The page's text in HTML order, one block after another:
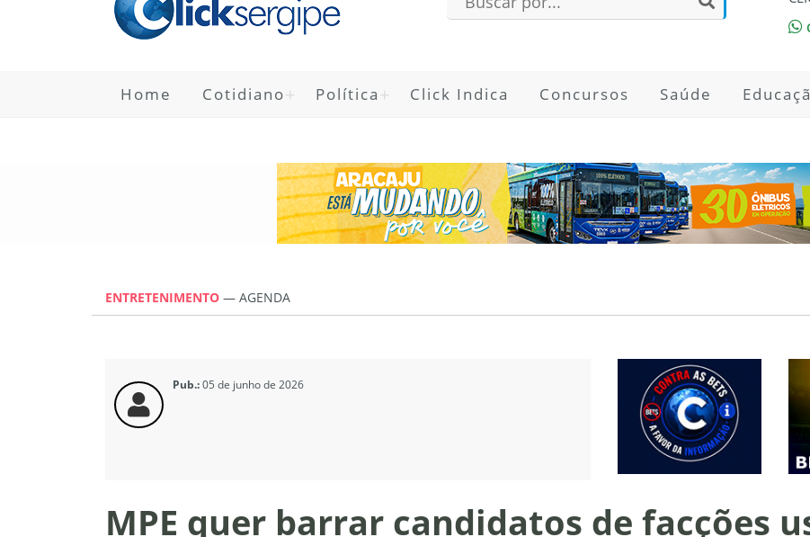
Home Cotidiano Política Click Indica Concursos Saúde
ENTRETENIMENTO — AGENDA
Pub.:05 de junho de 2026
MPE quer barrar candidatos de facções